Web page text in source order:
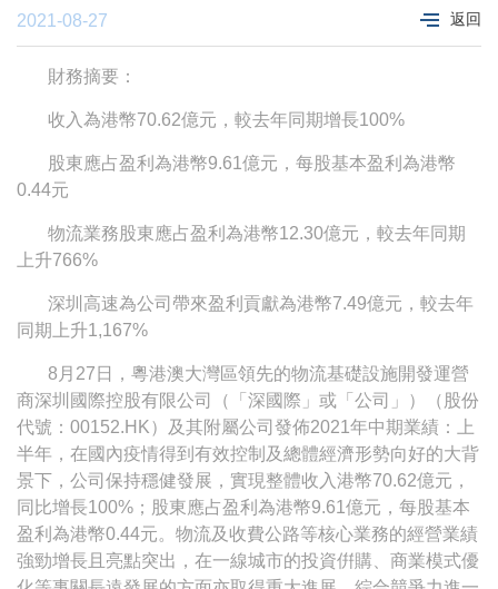
2021-08-27 返回
財務摘要：
收入為港幣70.62億元，較去年同期增長100%
股東應占盈利為港幣9.61億元，每股基本盈利為港幣
0.44元
物流業務股東應占盈利為港幣12.30億元，較去年同期
上升766%
深圳高速為公司帶來盈利貢獻為港幣7.49億元，較去年
同期上升1,167%
8月27日，粵港澳大灣區領先的物流基礎設施開發運營
商深圳國際控股有限公司（「深國際」或「公司」）（股份
代號：00152.HK）及其附屬公司發佈2021年中期業績：上
半年，在國內疫情得到有效控制及總體經濟形勢向好的大背
景下，公司保持穩健發展，實現整體收入港幣70.62億元，
同比增長100%；股東應占盈利為港幣9.61億元，每股基本
盈利為港幣0.44元。物流及收費公路等核心業務的經營業績
強勁增長且亮點突出，在一線城市的投資倂購、商業模式優